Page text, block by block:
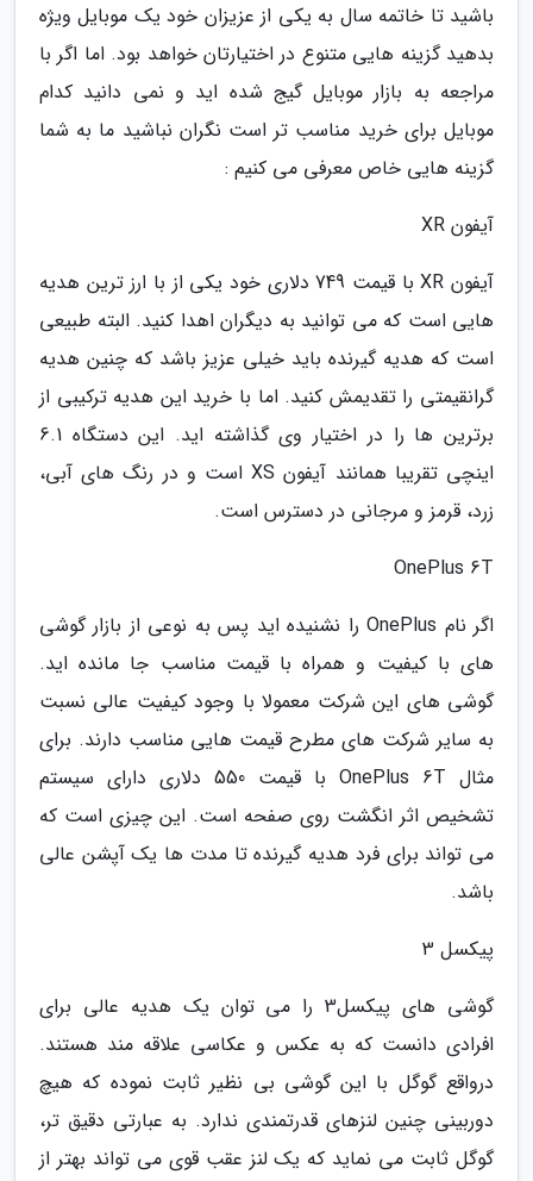
باشید تا خاتمه سال به یکی از عزیزان خود یک موبایل ویژه
بدهید گزینه هایی متنوع در اختیارتان خواهد بود. اما اگر با
مراجعه به بازار موبایل گیج شده اید و نمی دانید کدام
موبایل برای خرید مناسب تر است نگران نباشید ما به شما
گزینه هایی خاص معرفی می کنیم :
آیفون XR
آیفون XR با قیمت 749 دلاری خود یکی از با ارز ترین هدیه
هایی است که می توانید به دیگران اهدا کنید. البته طبیعی
است که هدیه گیرنده باید خیلی عزیز باشد که چنین هدیه
گرانقیمتی را تقدیمش کنید. اما با خرید این هدیه ترکیبی از
برترین ها را در اختیار وی گذاشته اید. این دستگاه 6.1
اینچی تقریبا همانند آیفون XS است و در رنگ های آبی،
زرد، قرمز و مرجانی در دسترس است.
OnePlus 6T
اگر نام OnePlus را نشنیده اید پس به نوعی از بازار گوشی
های با کیفیت و همراه با قیمت مناسب جا مانده اید.
گوشی های این شرکت معمولا با وجود کیفیت عالی نسبت
به سایر شرکت های مطرح قیمت هایی مناسب دارند. برای
مثال OnePlus 6T با قیمت 550 دلاری دارای سیستم
تشخیص اثر انگشت روی صفحه است. این چیزی است که
می تواند برای فرد هدیه گیرنده تا مدت ها یک آپشن عالی
باشد.
پیکسل 3
گوشی های پیکسل3 را می توان یک هدیه عالی برای
افرادی دانست که به عکس و عکاسی علاقه مند هستند.
درواقع گوگل با این گوشی بی نظیر ثابت نموده که هیچ
دوربینی چنین لنزهای قدرتمندی ندارد. به عبارتی دقیق تر،
گوگل ثابت می نماید که یک لنز عقب قوی می تواند بهتر از